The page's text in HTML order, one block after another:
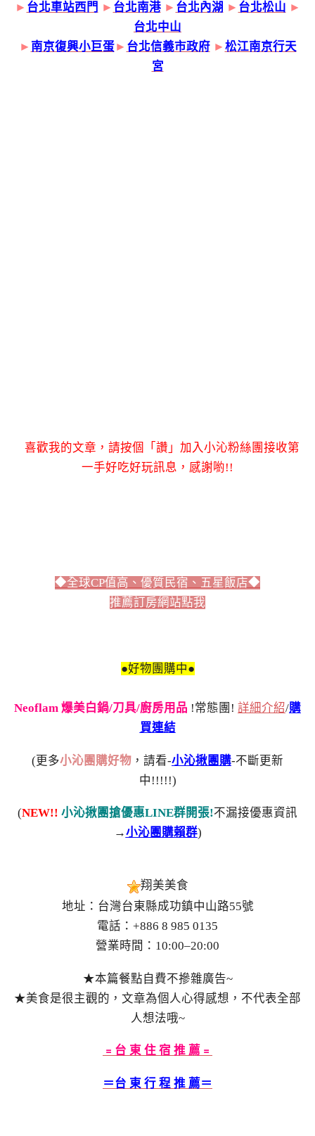
► 台北車站西門 ► 台北南港 ► 台北內湖 ► 台北松山 ►
台北中山
► 南京復興小巨蛋► 台北信義市政府► 松江南京行天
宮
喜歡我的文章，請按個「讚」加入小沁粉絲團接收第
一手好吃好玩訊息，感謝喲!!
◆全球CP值高、優質民宿、五星飯店◆
推薦訂房網站點我
●好物團購中●
Neoflam 爆美白鍋/刀具/廚房用品 !常態團! 詳細介紹/購
買連結
(更多小沁團購好物 ，請看-小沁揪團購-不斷更新
中!!!!!)
(NEW!! 小沁揪團搶優惠LINE群開張!不漏接優惠資訊
→小沁團購賴群)
翔美美食
地址：台灣台東縣成功鎮中山路55號
電話：+886 8 985 0135
營業時間：10:00–20:00
★本篇餐點自費不摻雜廣告~
★美食是很主觀的，文章為個人心得感想，不代表全部
人想法哦~
﹦台 東 住 宿 推 薦﹦
＝台 東 行 程 推 薦＝